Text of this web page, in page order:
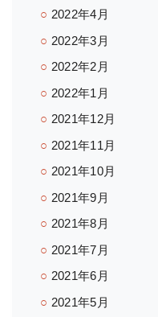
2022年4月
2022年3月
2022年2月
2022年1月
2021年12月
2021年11月
2021年10月
2021年9月
2021年8月
2021年7月
2021年6月
2021年5月